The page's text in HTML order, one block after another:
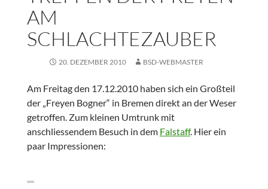
AM
SCHLACHTEZAUBER
20. DEZEMBER 2010 BSD-WEBMASTER
Am Freitag den 17.12.2010 haben sich ein Großteil
der „Freyen Bogner“ in Bremen direkt an der Weser
getroffen. Zum kleinen Umtrunk mit
anschliessendem Besuch in dem Falstaff. Hier ein
paar Impressionen: